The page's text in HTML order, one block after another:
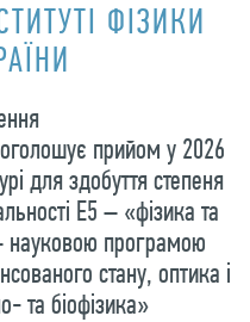
ФІЗИКИ
оголошує прийом у 2026
для здобуття степеня
Е5 – «фізика та
науковою програмою
стану, оптика і
та біофізика»